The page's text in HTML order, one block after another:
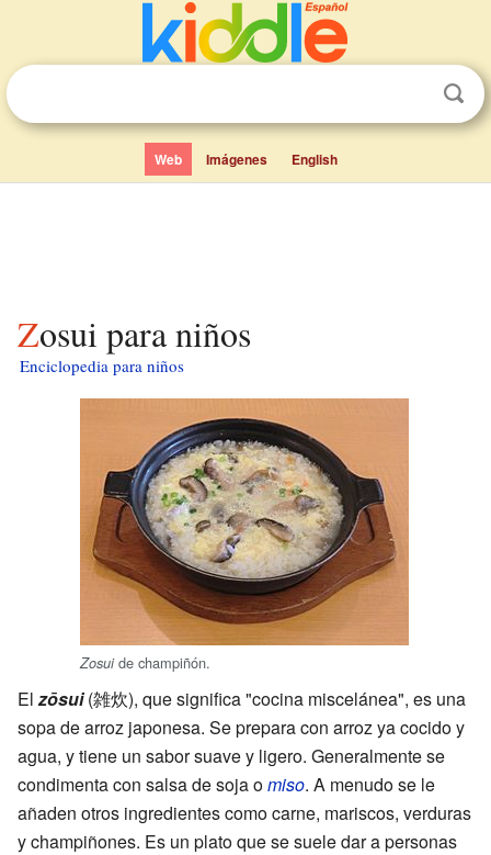
Web Imágenes English
Zosui para niños
Enciclopedia para niños
Zosuide champiñón.
El zōsui(雑炊), que significa "cocina miscelánea", es una
sopa de arroz japonesa. Se prepara con arroz ya cocido y
agua, y tiene un sabor suave y ligero. Generalmente se
condimenta con salsa de soja omiso. A menudo se le
añaden otros ingredientes como carne, mariscos, verduras
y champiñones. Es un plato que se suele dar a personas